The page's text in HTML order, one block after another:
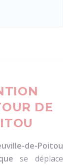
DE
de-Poitou
se déplace